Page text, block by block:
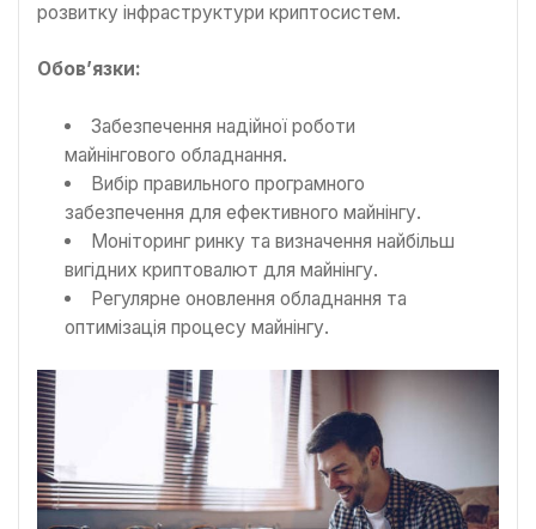
розвитку інфраструктури криптосистем.
Обов’язки:
Забезпечення надійної роботи
майнінгового обладнання.
Вибір правильного програмного
забезпечення для ефективного майнінгу.
Моніторинг ринку та визначення найбільш
вигідних криптовалют для майнінгу.
Регулярне оновлення обладнання та
оптимізація процесу майнінгу.